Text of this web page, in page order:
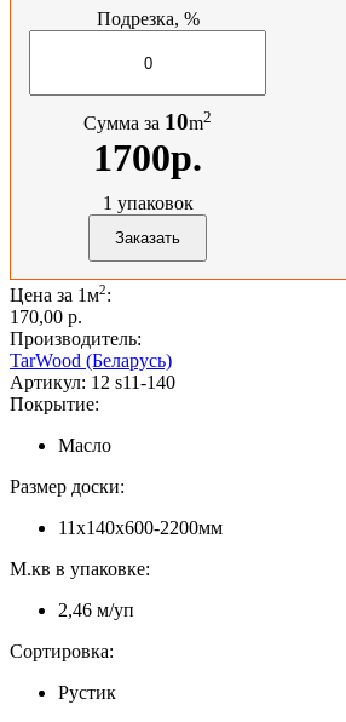
Подрезка, %
Сумма за 10m2
1700р.
1 упаковок
Цена за 1м2:
170,00 p.
Производитель:
TarWood (Беларусь)
Артикул: 12 s11-140
Покрытие:
Масло
Размер доски:
11х140х600-2200мм
М.кв в упаковке:
2,46 м/уп
Сортировка:
Рустик